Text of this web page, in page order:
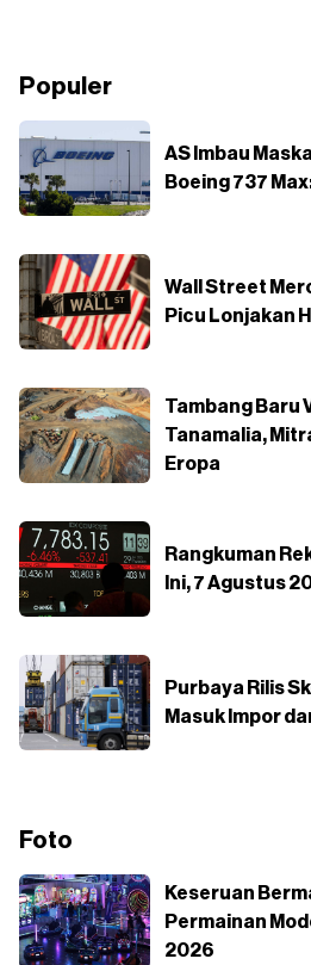
Populer
AS Imbau
Boeing 737
Wall Street
Picu Lonjakan
Tambang Baru
Tanamalia,
Eropa
Rangkuman
Ini, 7 Agustus
Purbaya Rilis
Masuk Impor
Foto
Keseruan
Permainan
2026